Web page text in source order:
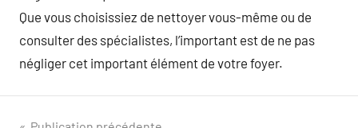
Que vous choisissiez de nettoyer vous-même ou de
consulter des spécialistes, l’important est de ne pas
négliger cet important élément de votre foyer.